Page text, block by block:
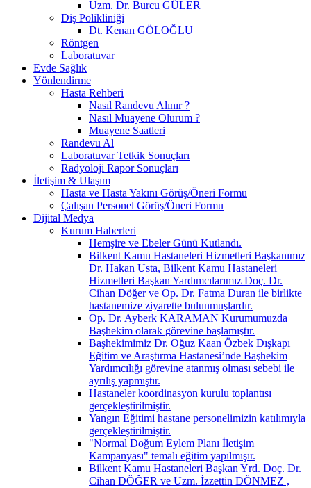
Uzm. Dr. Burcu GÜLER
Diş Polikliniği
Dt. Kenan GÖLOĞLU
Röntgen
Laboratuvar
Evde Sağlık
Yönlendirme
Hasta Rehberi
Nasıl Randevu Alınır ?
Nasıl Muayene Olurum ?
Muayene Saatleri
Randevu Al
Laboratuvar Tetkik Sonuçları
Radyoloji Rapor Sonuçları
İletişim & Ulaşım
Hasta ve Hasta Yakını Görüş/Öneri Formu
Çalışan Personel Görüş/Öneri Formu
Dijital Medya
Kurum Haberleri
Hemşire ve Ebeler Günü Kutlandı.
Bilkent Kamu Hastaneleri Hizmetleri Başkanımız
Dr. Hakan Usta, Bilkent Kamu Hastaneleri
Hizmetleri Başkan Yardımcılarımız Doç. Dr.
Cihan Döğer ve Op. Dr. Fatma Duran ile birlikte
hastanemize ziyarette bulunmuşlardır.
Op. Dr. Ayberk KARAMAN Kurumumuzda
Başhekim olarak görevine başlamıştır.
Başhekimimiz Dr. Oğuz Kaan Özbek Dışkapı
Eğitim ve Araştırma Hastanesi’nde Başhekim
Yardımcılığı görevine atanmış olması sebebi ile
ayrılış yapmıştır.
Hastaneler koordinasyon kurulu toplantısı
gerçekleştirilmiştir.
Yangın Eğitimi hastane personelimizin katılımıyla
gerçekleştirilmiştir.
"Normal Doğum Eylem Planı İletişim
Kampanyası" temalı eğitim yapılmışır.
Bilkent Kamu Hastaneleri Başkan Yrd. Doç. Dr.
Cihan DÖĞER ve Uzm. İzzettin DÖNMEZ ,